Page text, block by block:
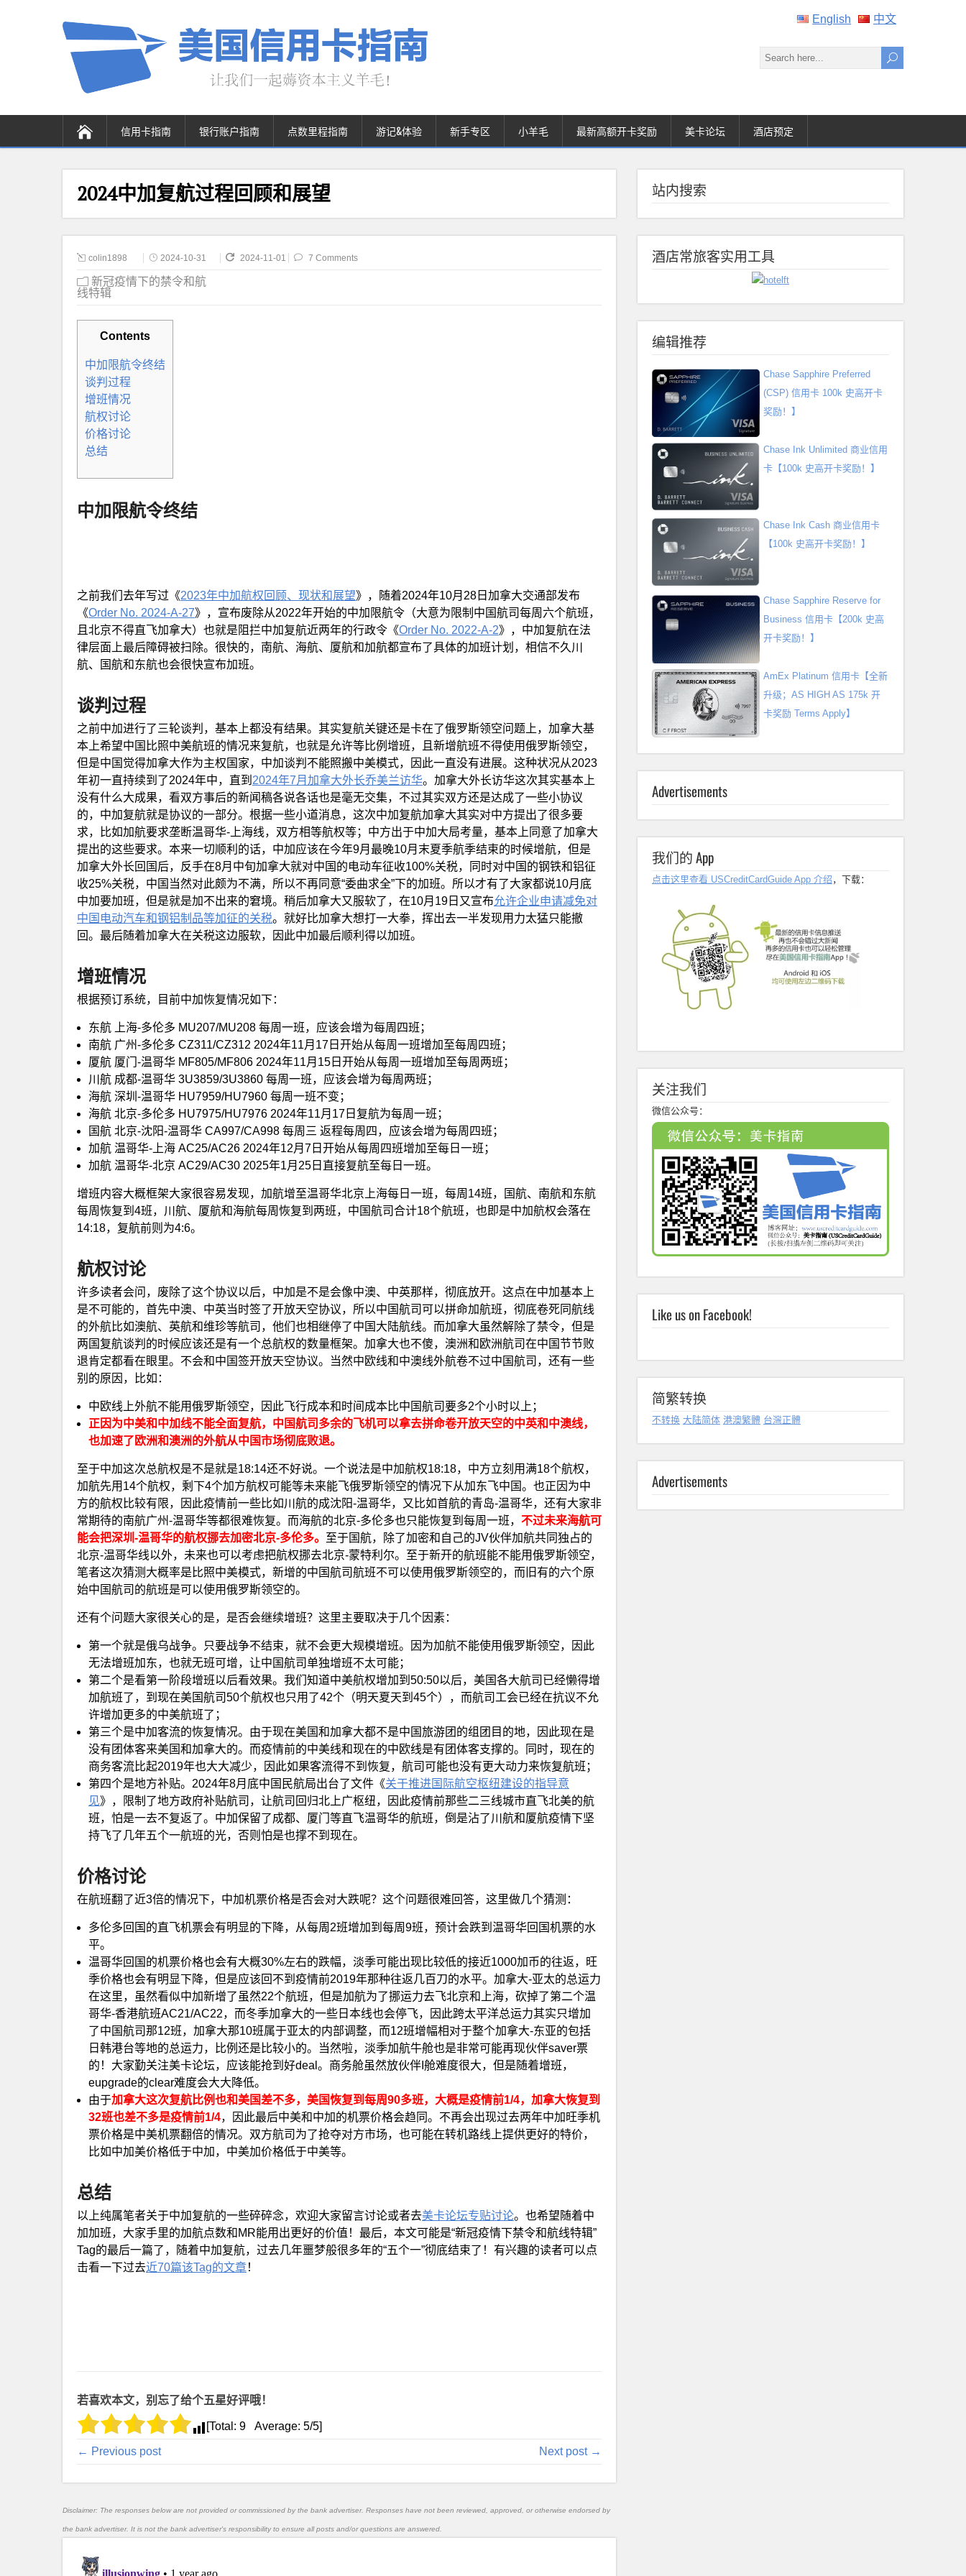
English 中文
信用卡指南 银行账户指南 点数里程指南 游记&体验 新手专区 小羊毛 最新高额开卡奖励 美卡论坛 酒店预定
2024中加复航过程回顾和展望
colin1898 2024-10-31 2024-11-01 7 Comments
新冠疫情下的禁令和航
线特辑
Contents
中加限航令终结
谈判过程
增班情况
航权讨论
价格讨论
总结
中加限航令终结
之前我们去年写过《2023年中加航权回顾、现状和展望》，随着2024年10月28日加拿大交通部发布
《Order No. 2024-A-27》，宣布废除从2022年开始的中加限航令（大意为限制中国航司每周六个航班，
且北京不得直飞加拿大）也就是阻拦中加复航近两年的行政令《Order No. 2022-A-2》，中加复航在法
律层面上最后障碍被扫除。很快的，南航、海航、厦航和加航都宣布了具体的加班计划，相信不久川
航、国航和东航也会很快宣布加班。
谈判过程
之前中加进行了三轮谈判，基本上都没有结果。其实复航关键还是卡在了俄罗斯领空问题上，加拿大基
本上希望中国比照中美航班的情况来复航，也就是允许等比例增班，且新增航班不得使用俄罗斯领空，
但是中国觉得加拿大作为主权国家，中加谈判不能照搬中美模式，因此一直没有进展。这种状况从2023
年初一直持续到了2024年中，直到 2024年7月加拿大外长乔美兰访华。加拿大外长访华这次其实基本上
没有什么大成果，看双方事后的新闻稿各说各话也是毫无交集，不过其实双方还是达成了一些小协议
的，中加复航就是协议的一部分。根据一些小道消息，这次中加复航加拿大其实对中方提出了很多要
求，比如加航要求垄断温哥华-上海线，双方相等航权等；中方出于中加大局考量，基本上同意了加拿大
提出的这些要求。本来一切顺利的话，中加应该在今年9月最晚10月末夏季航季结束的时候增航，但是
加拿大外长回国后，反手在8月中旬加拿大就对中国的电动车征收100%关税，同时对中国的钢铁和铝征
收25%关税，中国当然对此颇为不满，所以不再同意“委曲求全”下的加班。所以才有了大家都说10月底
中加要加班，但是就是加不出来的窘境。稍后加拿大又服软了，在10月19日又宣布允许企业申请减免对
中国电动汽车和钢铝制品等加征的关税。就好比加拿大想打一大拳，挥出去一半发现用力太猛只能撤
回。最后随着加拿大在关税这边服软，因此中加最后顺利得以加班。
增班情况
根据预订系统，目前中加恢复情况如下：
东航 上海-多伦多 MU207/MU208 每周一班，应该会增为每周四班；
南航 广州-多伦多 CZ311/CZ312 2024年11月17日开始从每周一班增加至每周四班；
厦航 厦门-温哥华 MF805/MF806 2024年11月15日开始从每周一班增加至每周两班；
川航 成都-温哥华 3U3859/3U3860 每周一班，应该会增为每周两班；
海航 深圳-温哥华 HU7959/HU7960 每周一班不变；
海航 北京-多伦多 HU7975/HU7976 2024年11月17日复航为每周一班；
国航 北京-沈阳-温哥华 CA997/CA998 每周三 返程每周四，应该会增为每周四班；
加航 温哥华-上海 AC25/AC26 2024年12月7日开始从每周四班增加至每日一班；
加航 温哥华-北京 AC29/AC30 2025年1月25日直接复航至每日一班。
增班内容大概框架大家很容易发现，加航增至温哥华北京上海每日一班，每周14班，国航、南航和东航
每周恢复到4班，川航、厦航和海航每周恢复到两班，中国航司合计18个航班，也即是中加航权会落在
14:18，复航前则为4:6。
航权讨论
许多读者会问，废除了这个协议以后，中加是不是会像中澳、中英那样，彻底放开。这点在中加基本上
是不可能的，首先中澳、中英当时签了开放天空协议，所以中国航司可以拼命加航班，彻底卷死同航线
的外航比如澳航、英航和维珍等航司，他们也相继停了中国大陆航线。而加拿大虽然解除了禁令，但是
两国复航谈判的时候应该还是有一个总航权的数量框架。加拿大也不傻，澳洲和欧洲航司在中国节节败
退肯定都看在眼里。不会和中国签开放天空协议。当然中欧线和中澳线外航卷不过中国航司，还有一些
别的原因，比如：
中欧线上外航不能用俄罗斯领空，因此飞行成本和时间成本比中国航司要多2个小时以上；
正因为中美和中加线不能全面复航，中国航司多余的飞机可以拿去拼命卷开放天空的中英和中澳线，
也加速了欧洲和澳洲的外航从中国市场彻底败退。
至于中加这次总航权是不是就是18:14还不好说。一个说法是中加航权18:18，中方立刻用满18个航权，
加航先用14个航权，剩下4个加方航权可能等未来能飞俄罗斯领空的情况下从加东飞中国。也正因为中
方的航权比较有限，因此疫情前一些比如川航的成沈阳-温哥华，又比如首航的青岛-温哥华，还有大家非
常期待的南航广州-温哥华等都很难恢复。而海航的北京-多伦多也只能恢复到每周一班， 不过未来海航可
能会把深圳-温哥华的航权挪去加密北京-多伦多。 至于国航，除了加密和自己的JV伙伴加航共同独占的
北京-温哥华线以外，未来也可以考虑把航权挪去北京-蒙特利尔。至于新开的航班能不能用俄罗斯领空，
笔者这次猜测大概率是比照中美模式，新增的中国航司航班不可以使用俄罗斯领空的，而旧有的六个原
始中国航司的航班是可以使用俄罗斯领空的。
还有个问题大家很关心的是，是否会继续增班？这里主要取决于几个因素：
第一个就是俄乌战争。只要战争不结束，就不会更大规模增班。因为加航不能使用俄罗斯领空，因此
无法增班加东，也就无班可增，让中国航司单独增班不太可能；
第二个是看第一阶段增班以后看效果。我们知道中美航权增加到50:50以后，美国各大航司已经懒得增
加航班了，到现在美国航司50个航权也只用了42个（明天夏天到45个），而航司工会已经在抗议不允
许增加更多的中美航班了；
第三个是中加客流的恢复情况。由于现在美国和加拿大都不是中国旅游团的组团目的地，因此现在是
没有团体客来美国和加拿大的。而疫情前的中美线和现在的中欧线是有团体客支撑的。同时，现在的
商务客流比起2019年也大大减少，因此如果客流得不到恢复，航司可能也没有更大动力来恢复航班；
第四个是地方补贴。2024年8月底中国民航局出台了文件《关于推进国际航空枢纽建设的指导意
见》，限制了地方政府补贴航司，让航司回归北上广枢纽，因此疫情前那些二三线城市直飞北美的航
班，怕是一去不复返了。中加保留了成都、厦门等直飞温哥华的航班，倒是沾了川航和厦航疫情下坚
持飞了几年五个一航班的光，否则怕是也撑不到现在。
价格讨论
在航班翻了近3倍的情况下，中加机票价格是否会对大跌呢？这个问题很难回答，这里做几个猜测：
多伦多回国的直飞机票会有明显的下降，从每周2班增加到每周9班，预计会跌到温哥华回国机票的水
平。
温哥华回国的机票价格也会有大概30%左右的跌幅，淡季可能出现比较低的接近1000加币的往返，旺
季价格也会有明显下降，但是应该回不到疫情前2019年那种往返几百刀的水平。加拿大-亚太的总运力
在这里，虽然看似中加新增了虽然22个航班，但是加航为了挪运力去飞北京和上海，砍掉了第二个温
哥华-香港航班AC21/AC22，而冬季加拿大的一些日本线也会停飞，因此跨太平洋总运力其实只增加
了中国航司那12班，加拿大那10班属于亚太的内部调整，而12班增幅相对于整个加拿大-东亚的包括
日韩港台等地的总运力，比例还是比较小的。当然啦，淡季加航牛舱也是非常可能再现伙伴saver票
的！大家勤关注美卡论坛，应该能抢到好deal。商务舱虽然放伙伴I舱难度很大，但是随着增班，
eupgrade的clear难度会大大降低。
由于加拿大这次复航比例也和美国差不多，美国恢复到每周90多班，大概是疫情前1/4，加拿大恢复到
32班也差不多是疫情前1/4，因此最后中美和中加的机票价格会趋同。不再会出现过去两年中加旺季机
票价格是中美机票翻倍的情况。双方航司为了抢夺对方市场，也可能在转机路线上提供更好的特价，
比如中加美价格低于中加，中美加价格低于中美等。
总结
以上纯属笔者关于中加复航的一些碎碎念，欢迎大家留言讨论或者去美卡论坛专贴讨论。也希望随着中
加加班，大家手里的加航点数和MR能用出更好的价值！最后，本文可能是“新冠疫情下禁令和航线特辑”
Tag的最后一篇了，随着中加复航，过去几年噩梦般很多年的“五个一”彻底结束了！有兴趣的读者可以点
击看一下过去近70篇该Tag的文章！
若喜欢本文，别忘了给个五星好评哦！
[Total: 9 Average: 5/5]
← Previous post Next post →
Disclaimer: The responses below are not provided or commissioned by the bank advertiser. Responses have not been reviewed, approved, or otherwise endorsed by
the bank advertiser. It is not the bank advertiser's responsibility to ensure all posts and/or questions are answered.
站内搜索
酒店常旅客实用工具
编辑推荐
Chase Sapphire Preferred
(CSP) 信用卡 100k 史高开卡
奖励！】
Chase Ink Unlimited 商业信用
卡【100k 史高开卡奖励！】
Chase Ink Cash 商业信用卡
【100k 史高开卡奖励！】
Chase Sapphire Reserve for
Business 信用卡【200k 史高
开卡奖励！】
AmEx Platinum 信用卡【全新
升级；AS HIGH AS 175k 开
卡奖励 Terms Apply】
Advertisements
我们的 App
点击这里查看 USCreditCardGuide App 介绍 ，下载：
关注我们
微信公众号：
Like us on Facebook!
简繁转换
不转换 大陆简体 港澳繁體 台灣正體
Advertisements